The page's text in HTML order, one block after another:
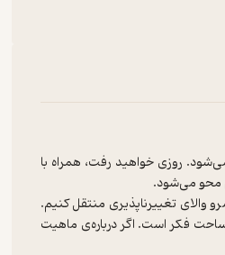
روزی خواهید رفت، همراه با
والای تغییرناپذیری منتقل کنیم.
ساحت فکر است. اگر درباره‌ی ماهیت